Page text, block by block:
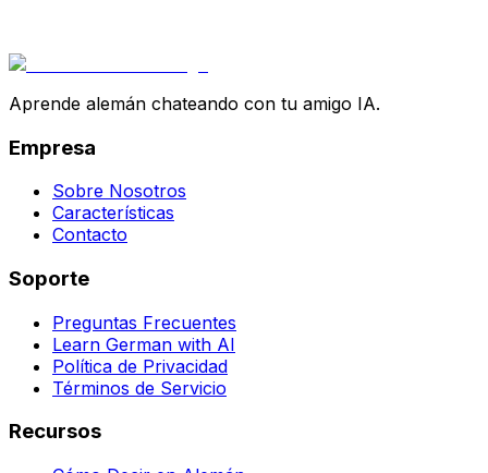
Aprende alemán chateando con tu amigo IA.
Empresa
Sobre Nosotros
Características
Contacto
Soporte
Preguntas Frecuentes
Learn German with AI
Política de Privacidad
Términos de Servicio
Recursos